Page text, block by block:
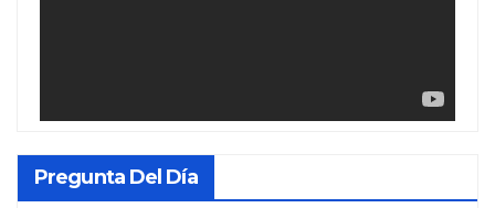
Pregunta Del Día